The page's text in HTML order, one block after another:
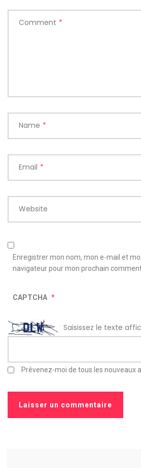
Comment *
Name *
Email *
Website
Enregistrer mon nom, mon e-mail et
navigateur pour mon prochain
CAPTCHA *
Saisissez le texte
Prévenez-moi de tous les nouveaux